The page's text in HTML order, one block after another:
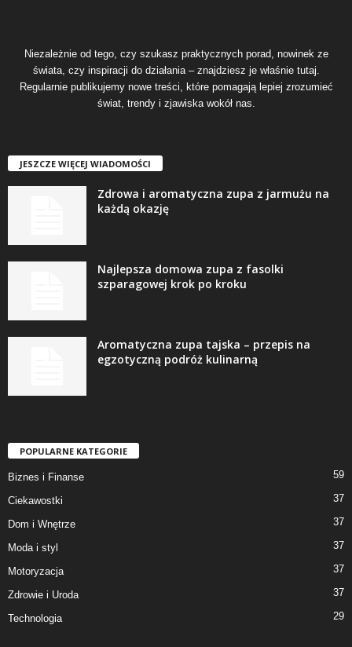
Niezależnie od tego, czy szukasz praktycznych porad, nowinek ze
świata, czy inspiracji do działania – znajdziesz je właśnie tutaj.
Regularnie publikujemy nowe treści, które pomagają lepiej zrozumieć
świat, trendy i zjawiska wokół nas.
JESZCZE WIĘCEJ WIADOMOŚCI
Zdrowa i aromatyczna zupa z jarmużu na
każdą okazję
Najlepsza domowa zupa z fasolki
szparagowej krok po kroku
Aromatyczna zupa tajska – przepis na
egzotyczną podróż kulinarną
POPULARNE KATEGORIE
Biznes i Finanse 59
Ciekawostki 37
Dom i Wnętrze 37
Moda i styl 37
Motoryzacja 37
Zdrowie i Uroda 37
Technologia 29